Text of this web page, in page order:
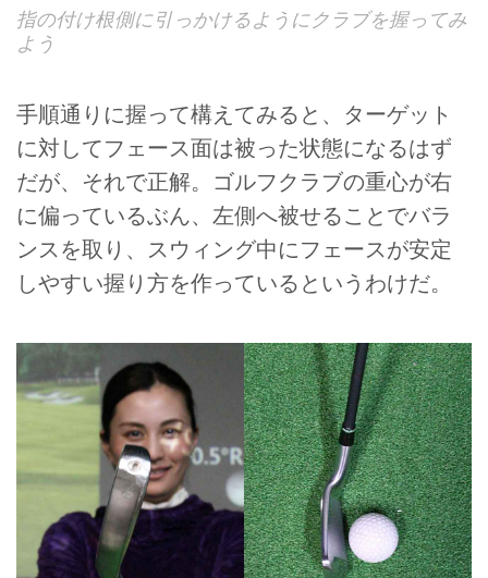
指の付け根側に引っかけるようにクラブを握ってみ
よう
手順通りに握って構えてみると、ターゲット
に対してフェース面は被った状態になるはず
だが、それで正解。ゴルフクラブの重心が右
に偏っているぶん、左側へ被せることでバラ
ンスを取り、スウィング中にフェースが安定
しやすい握り方を作っているというわけだ。